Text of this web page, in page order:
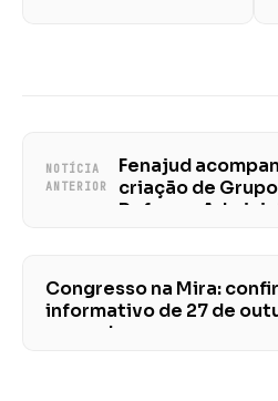
NOTÍCIA
ANTERIOR
Fenajud
criação de
Reforma
Congresso na Mira:
informativo de 27 de
novembro